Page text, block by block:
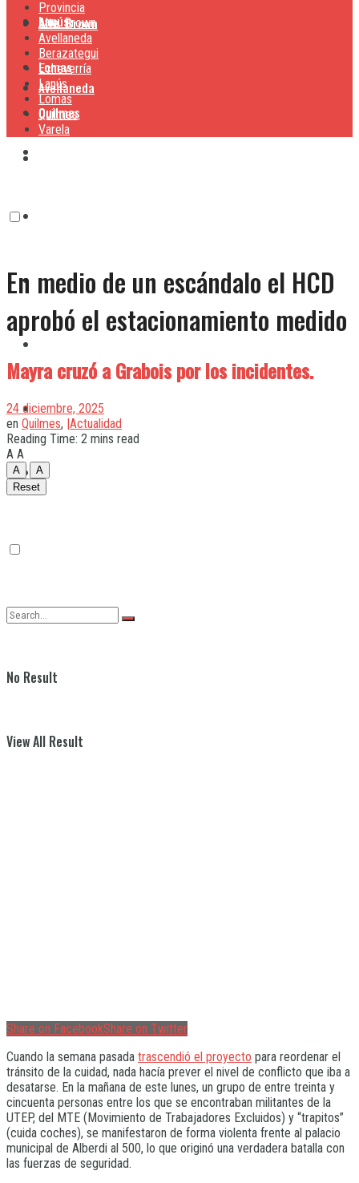
Lanús
Lomas
Quilmes
Alte. Brown
Avellaneda
Lanús
Quilmes
Varela
No Result
View All Result
Provincia
Alte. Brown
Avellaneda
Berazategui
Echeverría
Lanús
Lomas
Quilmes
Varela
En medio de un escándalo el HCD
aprobó el estacionamiento medido
Mayra cruzó a Grabois por los incidentes.
24 diciembre, 2025
en Quilmes, |Actualidad
Reading Time: 2 mins read
A A
A
A
Reset
Share on FacebookShare on Twitter
Cuando la semana pasada trascendió el proyecto para reordenar el
tránsito de la cuidad, nada hacía prever el nivel de conflicto que iba a
desatarse. En la mañana de este lunes, un grupo de entre treinta y
cincuenta personas entre los que se encontraban militantes de la
UTEP, del MTE (Movimiento de Trabajadores Excluidos) y “trapitos”
(cuida coches), se manifestaron de forma violenta frente al palacio
municipal de Alberdi al 500, lo que originó una verdadera batalla con
las fuerzas de seguridad.